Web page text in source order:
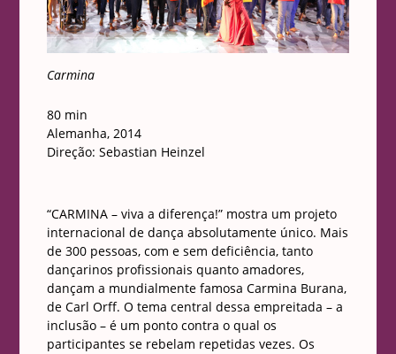
Carmina
80 min
Alemanha, 2014
Direção: Sebastian Heinzel
“CARMINA – viva a diferença!” mostra um projeto
internacional de dança absolutamente único. Mais
de 300 pessoas, com e sem deficiência, tanto
dançarinos profissionais quanto amadores,
dançam a mundialmente famosa Carmina Burana,
de Carl Orff. O tema central dessa empreitada – a
inclusão – é um ponto contra o qual os
participantes se rebelam repetidas vezes. Os